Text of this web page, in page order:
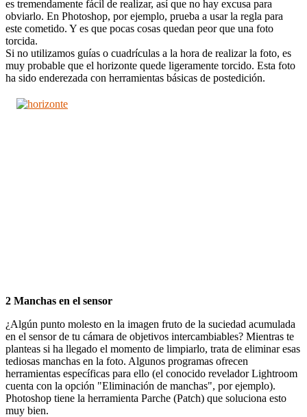
es tremendamente fácil de realizar, así que no hay excusa para
obviarlo. En Photoshop, por ejemplo, prueba a usar la regla para
este cometido. Y es que pocas cosas quedan peor que una foto
torcida.
Si no utilizamos guías o cuadrículas a la hora de realizar la foto, es
muy probable que el horizonte quede ligeramente torcido. Esta foto
ha sido enderezada con herramientas básicas de postedición.
2 Manchas en el sensor
¿Algún punto molesto en la imagen fruto de la suciedad acumulada
en el sensor de tu cámara de objetivos intercambiables? Mientras te
planteas si ha llegado el momento de limpiarlo, trata de eliminar esas
tediosas manchas en la foto. Algunos programas ofrecen
herramientas específicas para ello (el conocido revelador Lightroom
cuenta con la opción "Eliminación de manchas", por ejemplo).
Photoshop tiene la herramienta Parche (Patch) que soluciona esto
muy bien.